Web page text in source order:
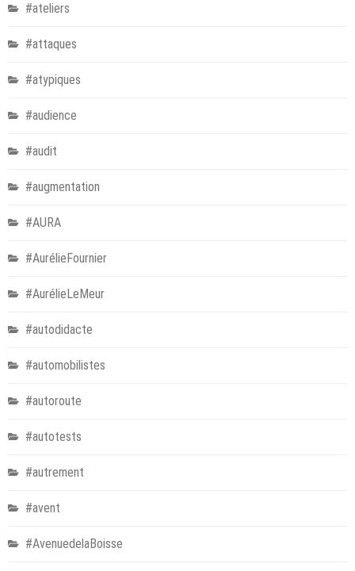
#ateliers
#attaques
#atypiques
#audience
#audit
#augmentation
#AURA
#AurélieFournier
#AurélieLeMeur
#autodidacte
#automobilistes
#autoroute
#autotests
#autrement
#avent
#AvenuedelaBoisse